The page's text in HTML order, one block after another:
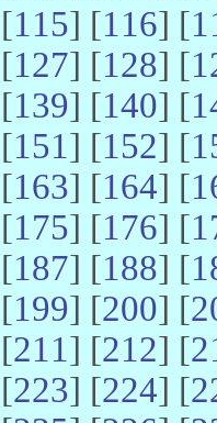
115] [116] [
127] [128] [
139] [140] [
151] [152] [
163] [164] [
175] [176] [
187] [188] [
199] [200] [
211] [212] [
223] [224] [